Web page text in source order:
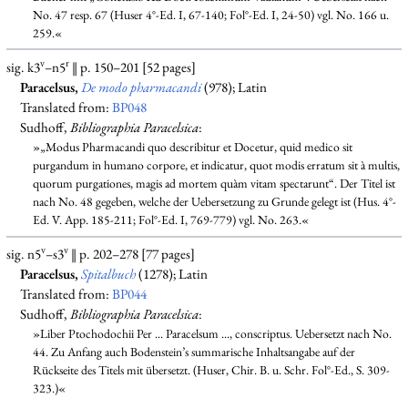
No. 47 resp. 67 (Huser 4°-Ed. I, 67-140; Fol°-Ed. I, 24-50) vgl. No. 166 u.
259.«
sig. k3v–n5r‖ p. 150–201 [52 pages]
Paracelsus,De modo pharmacandi(978); Latin
Translated from:BP048
Sudhoff,Bibliographia Paracelsica:
»„Modus Pharmacandi quo describitur et Docetur, quid medico sit
purgandum in humano corpore, et indicatur, quot modis erratum sit à multis,
quorum purgationes, magis ad mortem quàm vitam spectarunt“. Der Titel ist
nach No. 48 gegeben, welche der Uebersetzung zu Grunde gelegt ist (Hus. 4°-
Ed. V. App. 185-211; Fol°-Ed. I, 769-779) vgl. No. 263.«
sig. n5v–s3v‖ p. 202–278 [77 pages]
Paracelsus,Spitalbuch(1278); Latin
Translated from:BP044
Sudhoff,Bibliographia Paracelsica:
»Liber Ptochodochii Per ... Paracelsum ..., conscriptus. Uebersetzt nach No.
44. Zu Anfang auch Bodenstein’s summarische Inhaltsangabe auf der
Rückseite des Titels mit übersetzt. (Huser, Chir. B. u. Schr. Fol°-Ed., S. 309-
323.)«